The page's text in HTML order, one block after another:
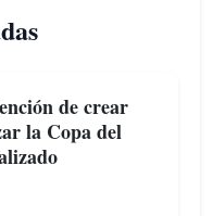
de crear
la Copa del